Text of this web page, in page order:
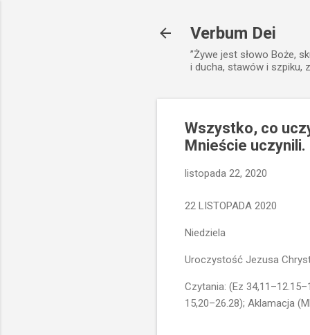
Verbum Dei
”Żywe jest słowo Boże,
i ducha, stawów i szpiku,
Wszystko, co
Mnieście uczynili.
listopada 22, 2020
22 LISTOPADA 2020
Niedziela
Uroczystość Jezusa
Czytania: (Ez
15,20–26.28); Aklamacja